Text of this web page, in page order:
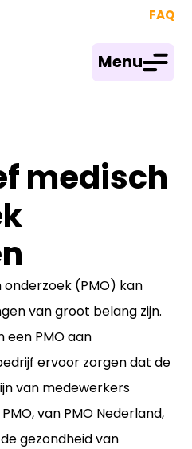
FAQ
Menu
medisch
(PMO) kan
van groot belang zijn.
een PMO aan
ervoor zorgen dat de
van medewerkers
van PMO Nederland,
gezondheid van